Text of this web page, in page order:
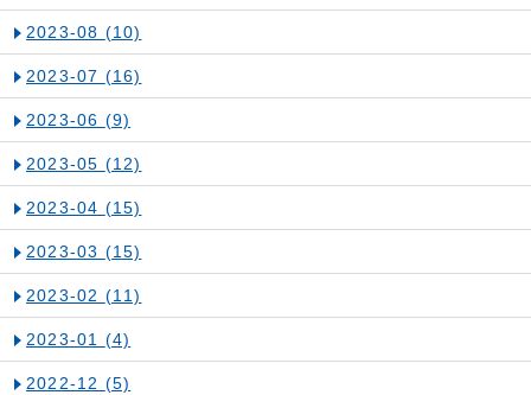
2023-08 (10)
2023-07 (16)
2023-06 (9)
2023-05 (12)
2023-04 (15)
2023-03 (15)
2023-02 (11)
2023-01 (4)
2022-12 (5)